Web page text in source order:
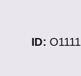
ID: O1111